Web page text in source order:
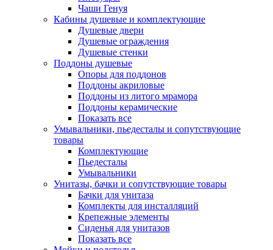
Чаши Генуя
Кабины душевые и комплектующие
Душевые двери
Душевые ограждения
Душевые стенки
Поддоны душевые
Опоры для поддонов
Поддоны акриловые
Поддоны из литого мрамора
Поддоны керамические
Показать все
Умывальники, пьедесталы и сопутствующие
товары
Комплектующие
Пьедесталы
Умывальники
Унитазы, бачки и сопутствующие товары
Бачки для унитаза
Комплекты для инсталляций
Крепежные элементы
Сиденья для унитазов
Показать все